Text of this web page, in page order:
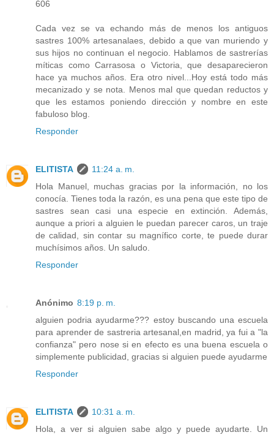
606
Cada vez se va echando más de menos los antiguos
sastres 100% artesanalaes, debido a que van muriendo y
sus hijos no continuan el negocio. Hablamos de sastrerías
míticas como Carrasosa o Victoria, que desaparecieron
hace ya muchos años. Era otro nivel...Hoy está todo más
mecanizado y se nota. Menos mal que quedan reductos y
que les estamos poniendo dirección y nombre en este
fabuloso blog.
Responder
ELITISTA
11:24 a. m.
Hola Manuel, muchas gracias por la información, no los
conocía. Tienes toda la razón, es una pena que este tipo de
sastres sean casi una especie en extinción. Además,
aunque a priori a alguien le puedan parecer caros, un traje
de calidad, sin contar su magnífico corte, te puede durar
muchísimos años. Un saludo.
Responder
Anónimo 8:19 p. m.
alguien podria ayudarme??? estoy buscando una escuela
para aprender de sastreria artesanal,en madrid, ya fui a "la
confianza" pero nose si en efecto es una buena escuela o
simplemente publicidad, gracias si alguien puede ayudarme
Responder
ELITISTA
10:31 a. m.
Hola, a ver si alguien sabe algo y puede ayudarte. Un